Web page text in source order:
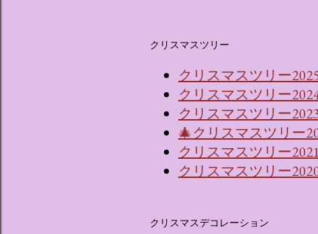
クリスマスツリー
クリスマスツリー
クリスマスツリー
クリスマスツリー
🎄クリスマスツリー
クリスマスツリー2021
クリスマスツリー
クリスマスデコレーション